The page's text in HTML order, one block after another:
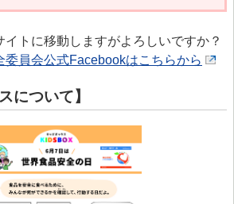
イトに移動しますがよろしいですか？
委員会公式Facebookはこちらから
について】